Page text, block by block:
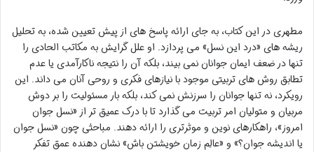
مطهری در این کتاب، به جای ارائه پاسخ های از پیش تعیین شده، به تحلیل
ریشه های «درد این نسل» می پردازد. او علل گرایش به مکاتب الحادی را
تنها در ضعف ایمان جوانان نمی بیند، بلکه آن را نتیجه ناکارآمدی یا عدم
تطابق روش های تربیتی موجود با نیازهای فکری و روحی آنان می داند. این
رویکرد، نه تنها جوانان را سرزنش نمی کند، بلکه بار مسئولیت را بر دوش
مربیان و متولیان امر تربیت می گذارد تا با درک عمیق تر از «نسل جوان
امروز»، راهکارهای نوین و موثرتری را ارائه دهند. مباحثی چون «نسل جوان
یا اندیشه جوان؟» و «عالِم زمان خویشتن باش» نشان دهنده عمق تفکر